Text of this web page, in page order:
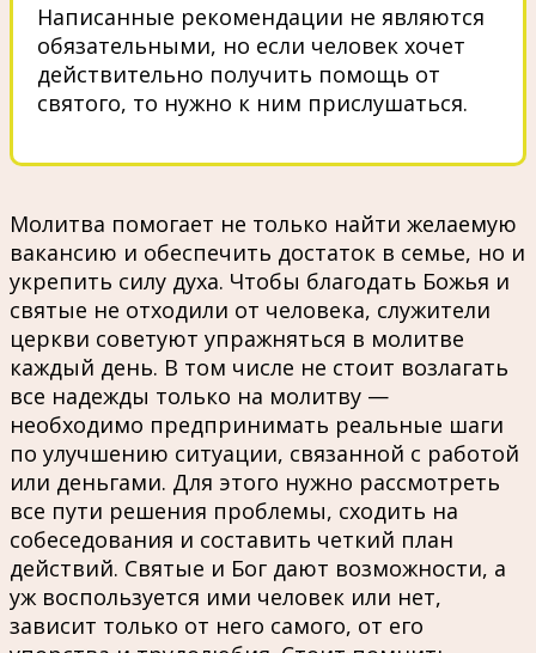
Написанные рекомендации не являются
обязательными, но если человек хочет
действительно получить помощь от
святого, то нужно к ним прислушаться.
Молитва помогает не только найти желаемую
вакансию и обеспечить достаток в семье, но и
укрепить силу духа. Чтобы благодать Божья и
святые не отходили от человека, служители
церкви советуют упражняться в молитве
каждый день. В том числе не стоит возлагать
все надежды только на молитву —
необходимо предпринимать реальные шаги
по улучшению ситуации, связанной с работой
или деньгами. Для этого нужно рассмотреть
все пути решения проблемы, сходить на
собеседования и составить четкий план
действий. Святые и Бог дают возможности, а
уж воспользуется ими человек или нет,
зависит только от него самого, от его